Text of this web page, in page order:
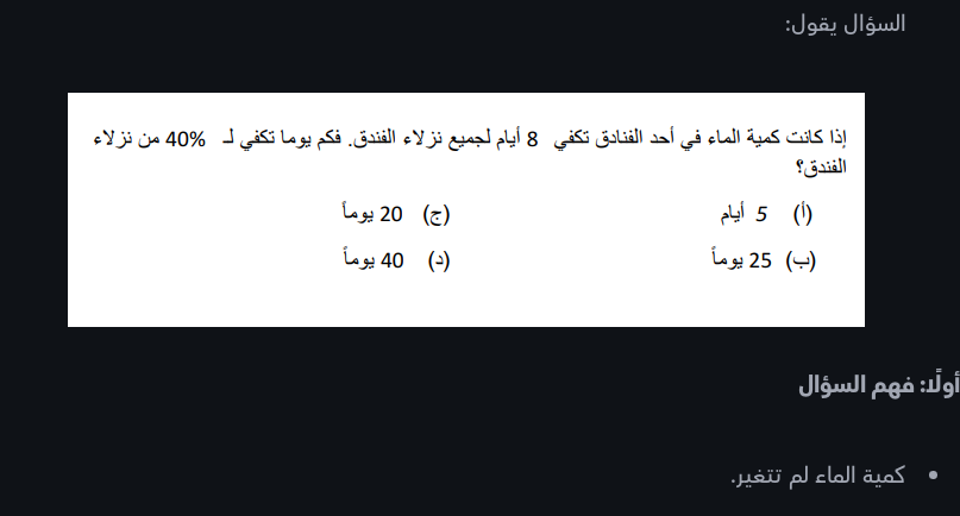
السؤال يقول:
أولًا: فهم السؤال
كمية الماء لم تتغير.